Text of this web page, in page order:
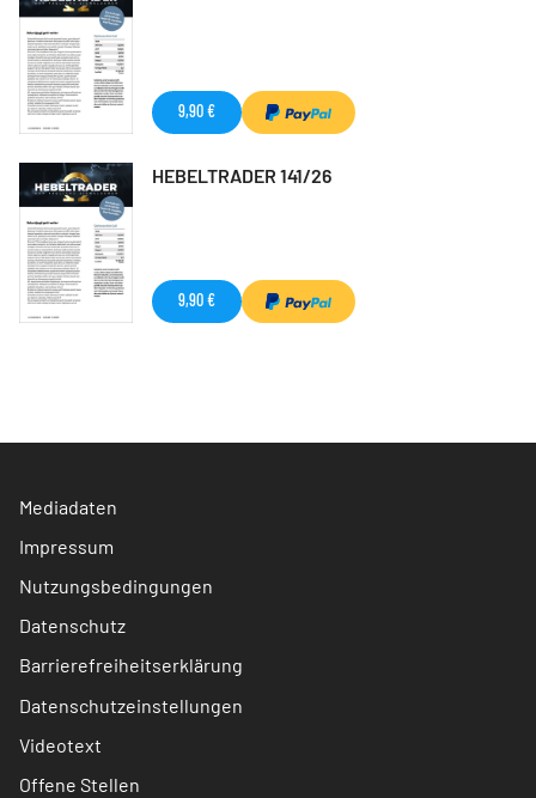
9,90 €
HEBELTRADER 141/26
9,90 €
Mediadaten
Impressum
Nutzungsbedingungen
Datenschutz
Barrierefreiheitserklärung
Datenschutzeinstellungen
Videotext
Offene Stellen